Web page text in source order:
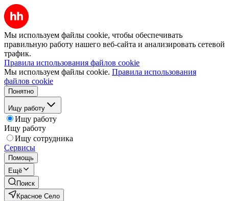
Мы используем файлы cookie, чтобы обеспечивать
правильную работу нашего веб-сайта и анализировать сетевой
трафик.
Правила использования файлов cookie
Мы используем файлы cookie. Правила использования
файлов cookie
Понятно
Ищу работу
Ищу работу
Ищу работу
Ищу сотрудника
Сервисы
Помощь
Ещё
Поиск
Красное Село